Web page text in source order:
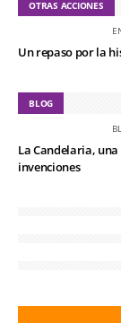
OTRAS ACCIONES
Un repaso por la
BLOG
La Candelaria,
invenciones